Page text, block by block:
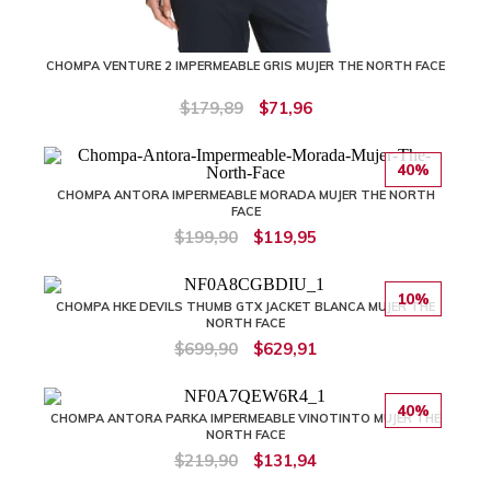
CHOMPA VENTURE 2 IMPERMEABLE GRIS MUJER THE NORTH FACE
$179,89 $71,96
40%
CHOMPA ANTORA IMPERMEABLE MORADA MUJER THE NORTH
FACE
$199,90 $119,95
10%
CHOMPA HKE DEVILS THUMB GTX JACKET BLANCA MUJER THE
NORTH FACE
$699,90 $629,91
40%
CHOMPA ANTORA PARKA IMPERMEABLE VINOTINTO MUJER THE
NORTH FACE
$219,90 $131,94